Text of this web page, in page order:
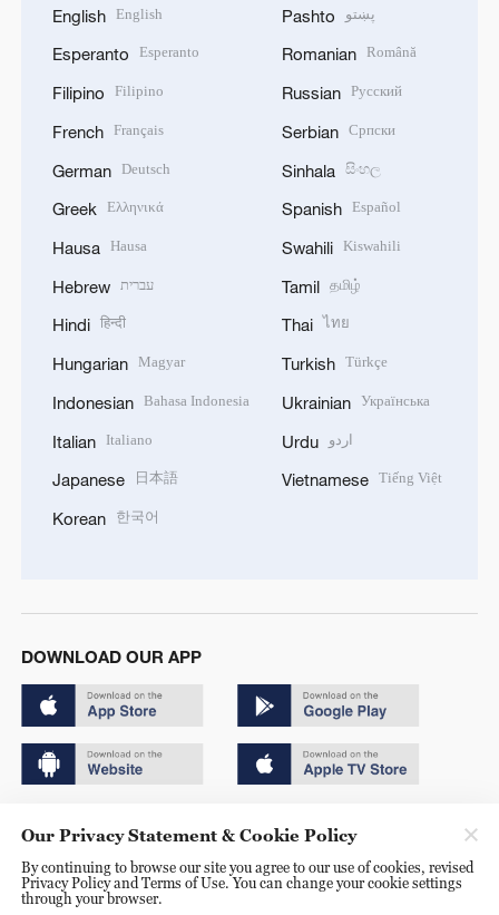
English English
Esperanto Esperanto
Filipino Filipino
French Français
German Deutsch
Greek Ελληνικά
Hausa Hausa
Hebrew עברית
Hindi हिन्दी
Hungarian Magyar
Indonesian Bahasa Indonesia
Italian Italiano
Japanese 日本語
Korean 한국어
Pashto پښتو
Romanian Română
Russian Русский
Serbian Српски
Sinhala සිංහල
Spanish Español
Swahili Kiswahili
Tamil தமிழ்
Thai ไทย
Turkish Türkçe
Ukrainian Українська
Urdu اردو
Vietnamese Tiếng Việt
DOWNLOAD OUR APP
京ICP备20000184号
京公网安备 11010502050052号
Our Privacy Statement & Cookie Policy
By continuing to browse our site you agree to our use of cookies, revised
Privacy Policy and Terms of Use. You can change your cookie settings
through your browser.